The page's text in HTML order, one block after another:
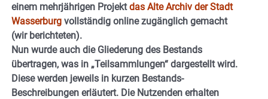
einem mehrjährigen Projektdas Alte Archiv der Stadt
Wasserburg vollständig online zugänglich gemacht
(wir berichteten).
Nun wurde auch die Gliederung des Bestands
übertragen, was in „Teilsammlungen“ dargestellt wird.
Diese werden jeweils in kurzen Bestands-
Beschreibungen erläutert. Die Nutzenden erhalten